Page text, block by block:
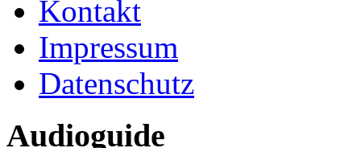
Kontakt
Impressum
Datenschutz
Audioguide